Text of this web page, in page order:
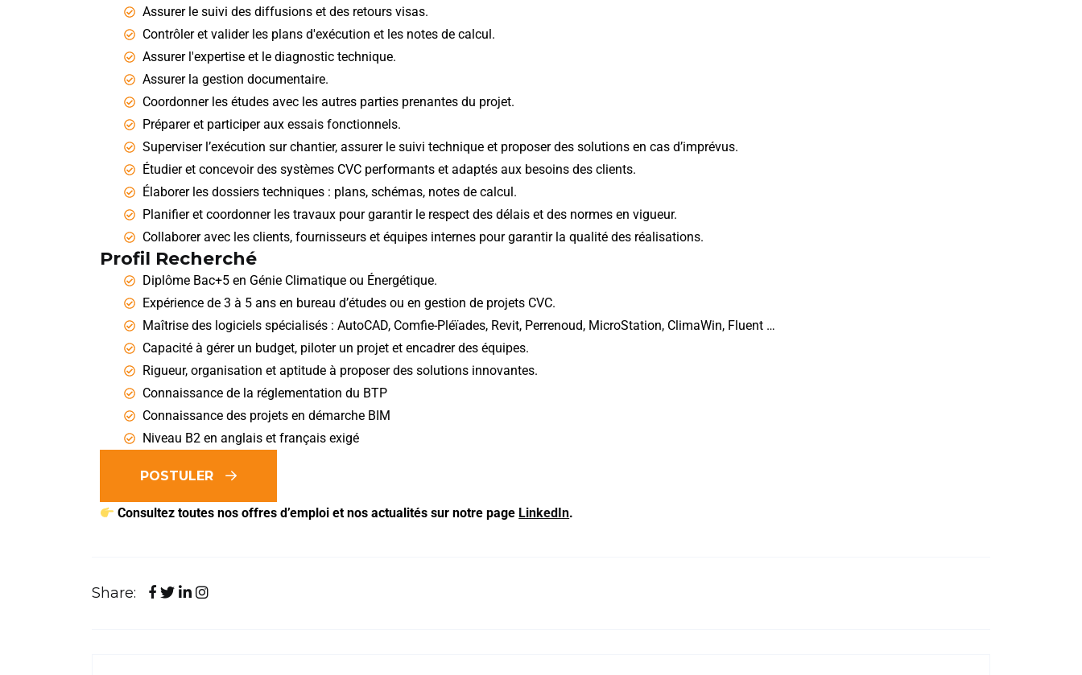
Assurer le suivi des diffusions et des retours visas.
Contrôler et valider les plans d'exécution et les notes de calcul.
Assurer l'expertise et le diagnostic technique.
Assurer la gestion documentaire.
Coordonner les études avec les autres parties prenantes du projet.
Préparer et participer aux essais fonctionnels.
Superviser l’exécution sur chantier, assurer le suivi technique et proposer des solutions en cas d’imprévus.
Étudier et concevoir des systèmes CVC performants et adaptés aux besoins des clients.
Élaborer les dossiers techniques : plans, schémas, notes de calcul.
Planifier et coordonner les travaux pour garantir le respect des délais et des normes en vigueur.
Collaborer avec les clients, fournisseurs et équipes internes pour garantir la qualité des réalisations.
Profil Recherché
Diplôme Bac+5 en Génie Climatique ou Énergétique.
Expérience de 3 à 5 ans en bureau d’études ou en gestion de projets CVC.
Maîtrise des logiciels spécialisés : AutoCAD, Comfie-Pléïades, Revit, Perrenoud, MicroStation, ClimaWin, Fluent …
Capacité à gérer un budget, piloter un projet et encadrer des équipes.
Rigueur, organisation et aptitude à proposer des solutions innovantes.
Connaissance de la réglementation du BTP
Connaissance des projets en démarche BIM
Niveau B2 en anglais et français exigé
POSTULER
Consultez toutes nos offres d’emploi et nos actualités sur notre page LinkedIn.
Share: